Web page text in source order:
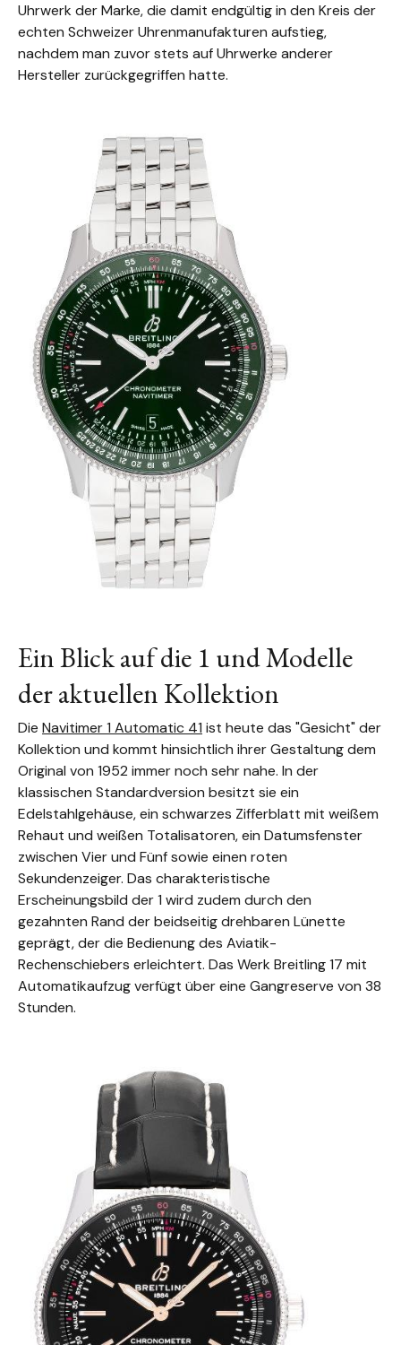
Uhrwerk der Marke, die damit endgültig in den Kreis der
echten Schweizer Uhrenmanufakturen aufstieg,
nachdem man zuvor stets auf Uhrwerke anderer
Hersteller zurückgegriffen hatte.
Ein Blick auf die 1 und Modelle
der aktuellen Kollektion
Die Navitimer 1 Automatic 41 ist heute das "Gesicht" der
Kollektion und kommt hinsichtlich ihrer Gestaltung dem
Original von 1952 immer noch sehr nahe. In der
klassischen Standardversion besitzt sie ein
Edelstahlgehäuse, ein schwarzes Zifferblatt mit weißem
Rehaut und weißen Totalisatoren, ein Datumsfenster
zwischen Vier und Fünf sowie einen roten
Sekundenzeiger. Das charakteristische
Erscheinungsbild der 1 wird zudem durch den
gezahnten Rand der beidseitig drehbaren Lünette
geprägt, der die Bedienung des Aviatik-
Rechenschiebers erleichtert. Das Werk Breitling 17 mit
Automatikaufzug verfügt über eine Gangreserve von 38
Stunden.